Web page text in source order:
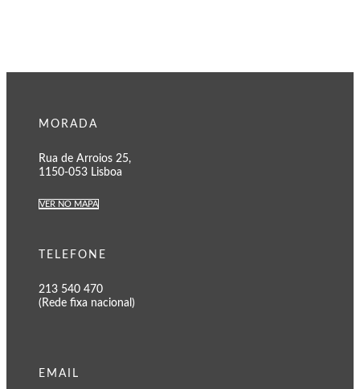
MORADA
Rua de Arroios 25,
1150-053 Lisboa
VER NO MAPA
TELEFONE
213 540 470
(Rede fixa nacional)
EMAIL